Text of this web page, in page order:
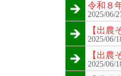
令和８
2025/06/
【出農
2025/06/
【出農
2025/06/